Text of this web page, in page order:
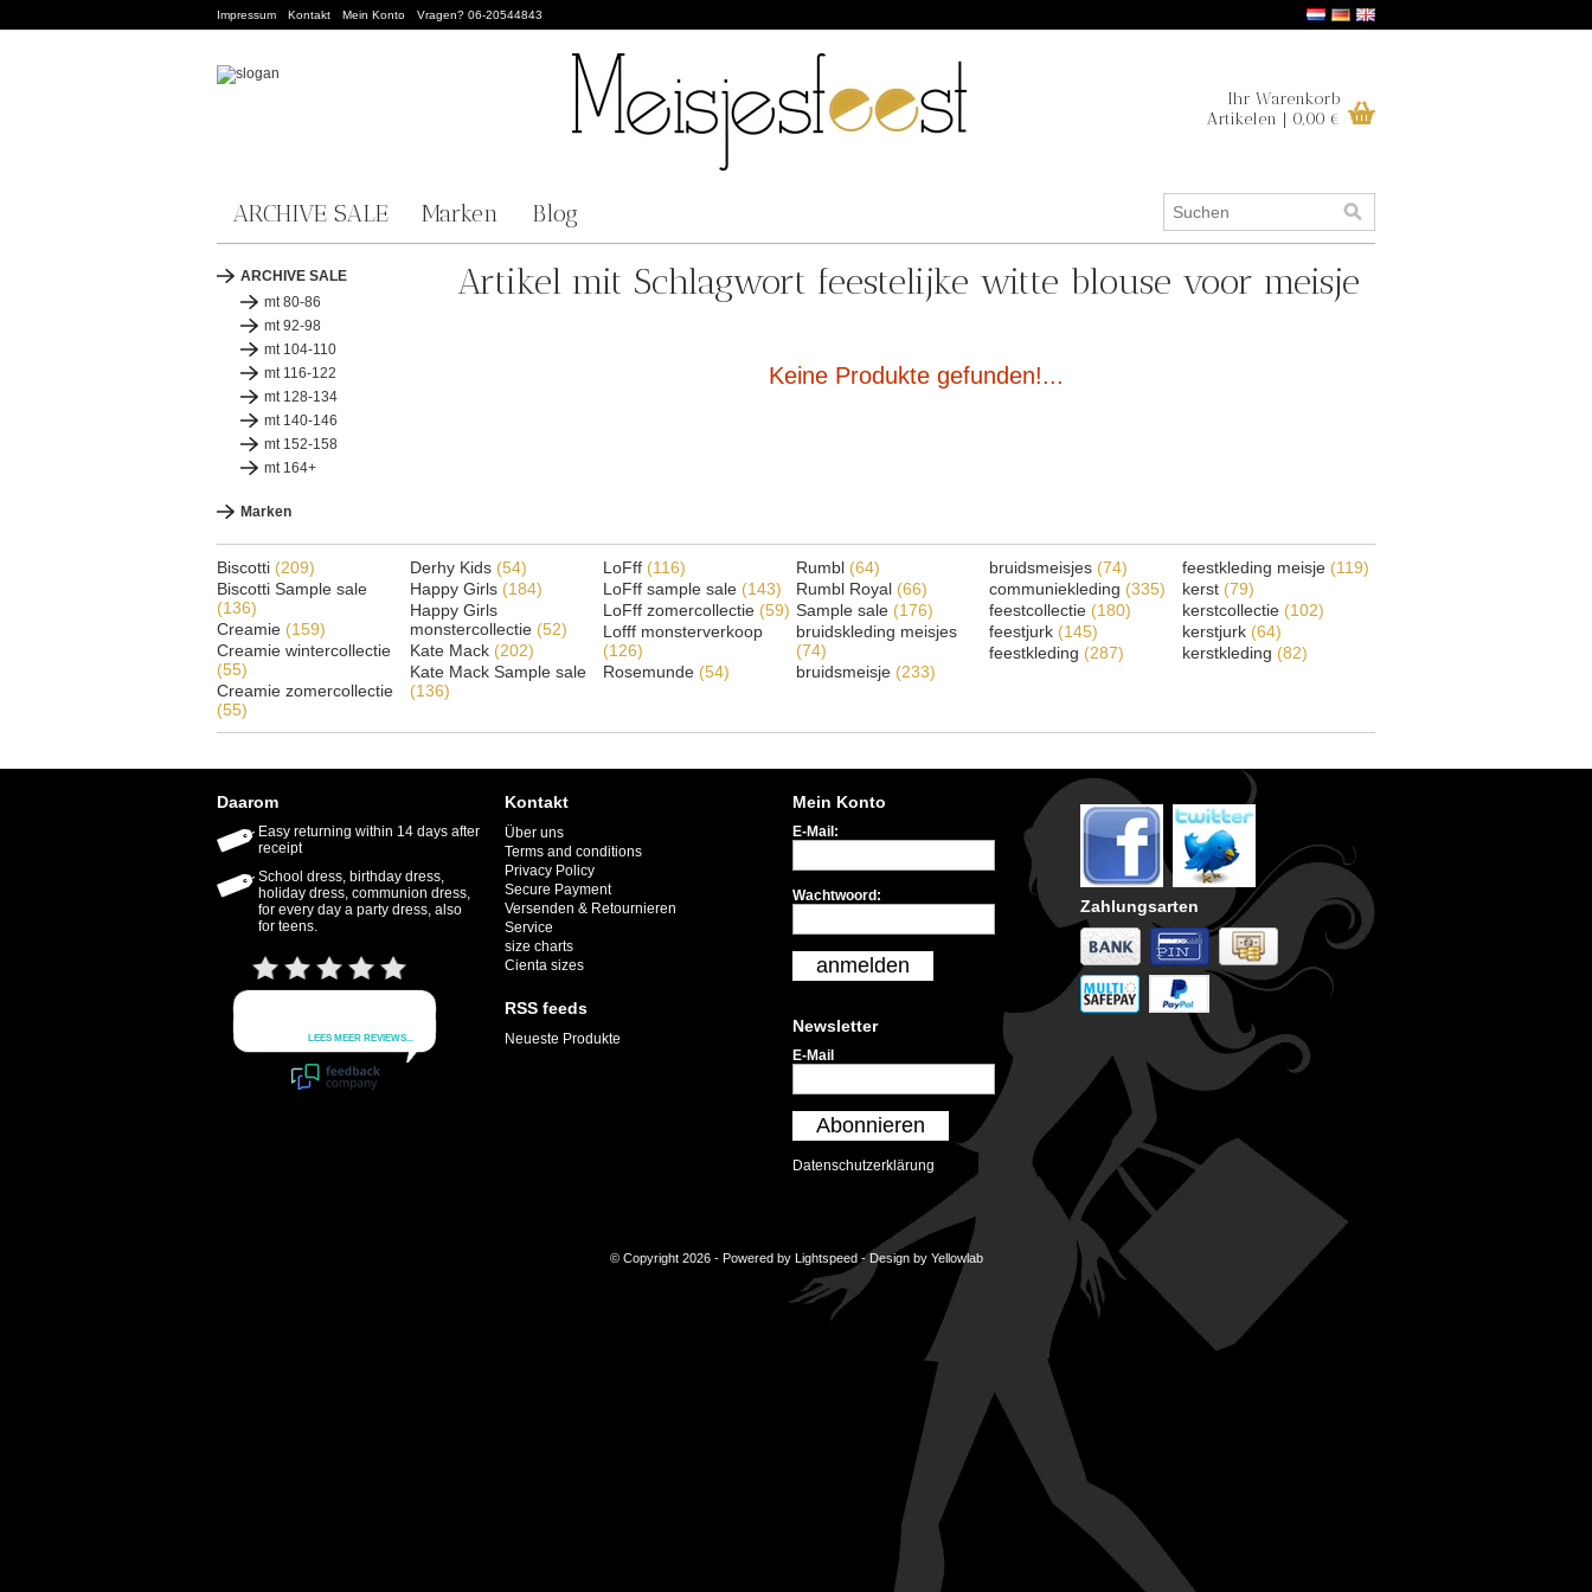
Impressum Kontakt Mein Konto Vragen? 06-20544843
Ihr Warenkorb
Artikelen | 0,00 €
ARCHIVE SALE Marken Blog
ARCHIVE SALE
mt 80-86
mt 92-98
mt 104-110
mt 116-122
mt 128-134
mt 140-146
mt 152-158
mt 164+
Marken
Artikel mit Schlagwort feestelijke witte blouse voor meisje
Keine Produkte gefunden!...
Biscotti (209)
Biscotti Sample sale
(136)
Creamie (159)
Creamie wintercollectie
(55)
Creamie zomercollectie
(55)
Derhy Kids (54)
Happy Girls (184)
Happy Girls
monstercollectie (52)
Kate Mack (202)
Kate Mack Sample sale
(136)
LoFff (116)
LoFff sample sale (143)
LoFff zomercollectie (59)
Lofff monsterverkoop
(126)
Rosemunde (54)
Rumbl (64)
Rumbl Royal (66)
Sample sale (176)
bruidskleding meisjes
(74)
bruidsmeisje (233)
bruidsmeisjes (74)
communiekleding (335)
feestcollectie (180)
feestjurk (145)
feestkleding (287)
feestkleding meisje (119)
kerst (79)
kerstcollectie (102)
kerstjurk (64)
kerstkleding (82)
Daarom
Easy returning within 14 days after
receipt
School dress, birthday dress,
holiday dress, communion dress,
for every day a party dress, also
for teens.
Kontakt
Über uns
Terms and conditions
Privacy Policy
Secure Payment
Versenden & Retournieren
Service
size charts
Cienta sizes
RSS feeds
Neueste Produkte
Mein Konto
E-Mail:
Wachtwoord:
anmelden
Newsletter
E-Mail
Abonnieren
Datenschutzerklärung
Zahlungsarten
© Copyright 2026 - Powered by Lightspeed- Design by Yellowlab